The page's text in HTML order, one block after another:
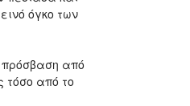
όγκο των
από
τόσο από το